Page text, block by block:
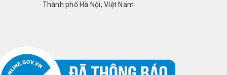
Thành phố Hà Nội, Việt Nam